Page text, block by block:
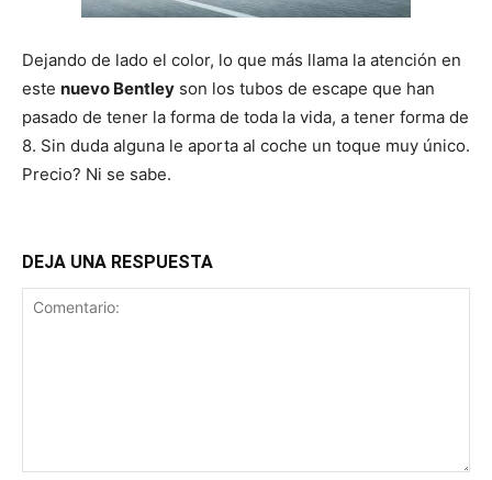
Dejando de lado el color, lo que más llama la atención en
este nuevo Bentley son los tubos de escape que han
pasado de tener la forma de toda la vida, a tener forma de
8. Sin duda alguna le aporta al coche un toque muy único.
Precio? Ni se sabe.
DEJA UNA RESPUESTA